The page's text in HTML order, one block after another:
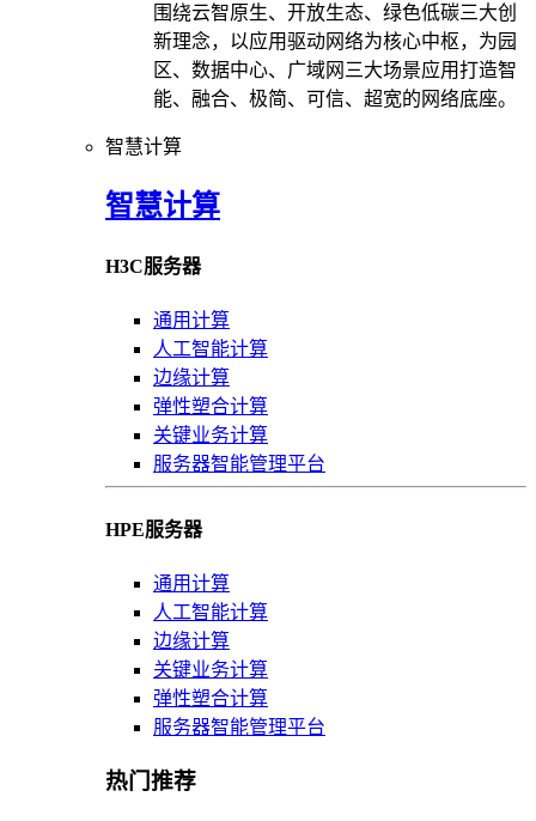
围绕云智原生、开放生态、绿色低碳三大创
新理念，以应用驱动网络为核心中枢，为园
区、数据中心、广域网三大场景应用打造智
能、融合、极简、可信、超宽的网络底座。
智慧计算
智慧计算
H3C服务器
通用计算
人工智能计算
边缘计算
弹性塑合计算
关键业务计算
服务器智能管理平台
HPE服务器
通用计算
人工智能计算
边缘计算
关键业务计算
弹性塑合计算
服务器智能管理平台
热门推荐